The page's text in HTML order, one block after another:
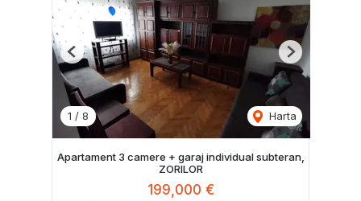
1 / 8 Harta
Previous Next
Apartament 3 camere + garaj individual subteran,
ZORILOR
199,000 €